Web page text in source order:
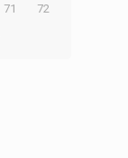
71 72